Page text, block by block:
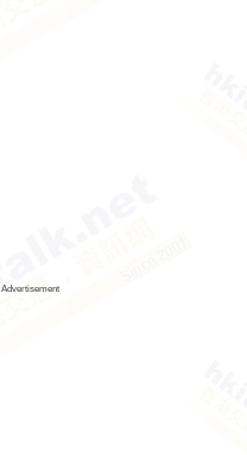
Advertisement